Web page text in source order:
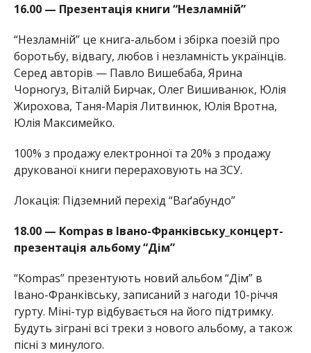
16.00 — Презентація книги “Незламній”
“Незламній” це книга-альбом і збірка поезій про
боротьбу, відвагу, любов і незламність українців.
Серед авторів — Павло Вишебаба, Ярина
Чорногуз, Віталій Бирчак, Олег Вишиванюк, Юлія
Жирохова, Таня-Марія Литвинюк, Юлія Вротна,
Юлія Максимейко.
100% з продажу електронної та 20% з продажу
друкованої книги перераховують на ЗСУ.
Локація: Підземний перехід “Ваґабундо”
18.00 — Kompas в Івано-Франківську_концерт-
презентація альбому “Дім”
“Kompas” презентують новий альбом “Дім” в
Івано-Франківську, записаний з нагоди 10-річчя
гурту. Міні-тур відбувається на його підтримку.
Будуть зіграні всі треки з нового альбому, а також
пісні з минулого.